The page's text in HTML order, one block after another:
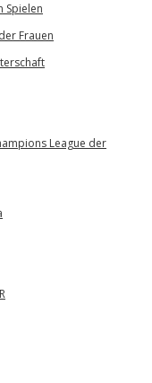
Spielen
Frauen
League der